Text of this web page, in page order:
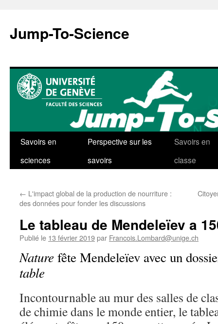
contenu
Jump-To-Science
Savoirs en
sciences
Perspective sur les
savoirs
Savoirs en
classe
← L'impact global de la production de nourriture :
des données pour fonder les discussions
Le tableau de Mendeleïev a
Publié le 13 février 2019par Francois.Lombard@unige.ch
Nature fête Mendeleïev avec un
table
Incontournable au mur des salles de
de chimie dans le monde entier, le